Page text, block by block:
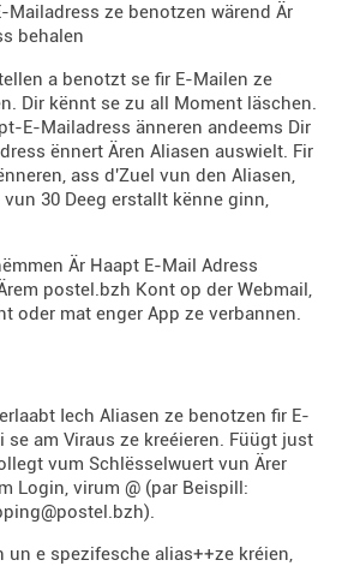
Mailadress ze benotzen wärend Är
behalen
a benotzt se fir E-Mailen ze
Dir kënnt se zu all Moment läschen.
E-Mailadress änneren andeems Dir
ënnert Ären Aliasen auswielt. Fir
ass d'Zuel vun den Aliasen,
30 Deeg erstallt kënne ginn,
Är Haapt E-Mail Adress
postel.bzh Kont op der Webmail,
oder mat enger App ze verbannen.
Iech Aliasen ze benotzen fir E-
se am Viraus ze kreéieren. Füügt just
vum Schlësselwuert vun Ärer
Login, virum @ (par Beispill:
un e spezifesche alias++ze kréien,